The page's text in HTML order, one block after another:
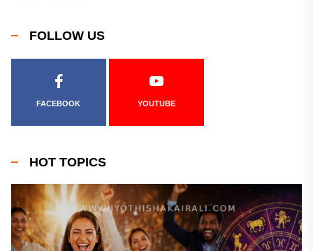
FOLLOW US
FACEBOOK YOUTUBE
HOT TOPICS